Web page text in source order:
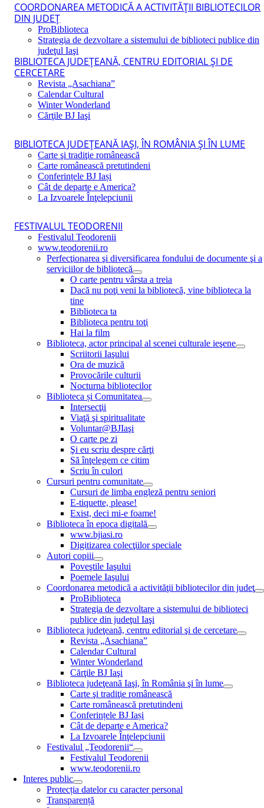
COORDONAREA METODICĂ A ACTIVITĂŢII BIBLIOTECILOR
DIN JUDEŢ
ProBiblioteca
Strategia de dezvoltare a sistemului de biblioteci publice din
judeţul Iaşi
BIBLIOTECA JUDEŢEANĂ, CENTRU EDITORIAL ŞI DE
CERCETARE
Revista „Asachiana”
Calendar Cultural
Winter Wonderland
Cărţile BJ Iaşi
BIBLIOTECA JUDEŢEANĂ IAŞI, ÎN ROMÂNIA ŞI ÎN LUME
Carte şi tradiţie românească
Carte românească pretutindeni
Conferințele BJ Iași
Cât de departe e America?
La Izvoarele Înţelepciunii
FESTIVALUL TEODORENII
Festivalul Teodorenii
www.teodorenii.ro
Perfecţionarea şi diversificarea fondului de documente şi a
serviciilor de bibliotecă
O carte pentru vârsta a treia
Dacă nu poţi veni la bibliotecă, vine biblioteca la
tine
Biblioteca ta
Biblioteca pentru toţi
Hai la film
Biblioteca, actor principal al scenei culturale ieşene
Scriitorii Iaşului
Ora de muzică
Provocările culturii
Nocturna bibliotecilor
Biblioteca și Comunitatea
Intersecţii
Viaţă şi spiritualitate
Voluntar@BJIaşi
O carte pe zi
Şi eu scriu despre cărţi
Să înţelegem ce citim
Scriu în culori
Cursuri pentru comunitate
Cursuri de limba engleză pentru seniori
E-tiquette, please!
Exist, deci mi-e foame!
Biblioteca în epoca digitală
www.bjiasi.ro
Digitizarea colecţiilor speciale
Autori copiii
Poveştile Iaşului
Poemele Iaşului
Coordonarea metodică a activităţii bibliotecilor din judeţ
ProBiblioteca
Strategia de dezvoltare a sistemului de biblioteci
publice din judeţul Iaşi
Biblioteca judeţeană, centru editorial şi de cercetare
Revista „Asachiana”
Calendar Cultural
Winter Wonderland
Cărţile BJ Iaşi
Biblioteca judeţeană Iaşi, în România şi în lume
Carte şi tradiţie românească
Carte românească pretutindeni
Conferințele BJ Iași
Cât de departe e America?
La Izvoarele Înţelepciunii
Festivalul „Teodorenii“
Festivalul Teodorenii
www.teodorenii.ro
Interes public
Protecția datelor cu caracter personal
Transparență